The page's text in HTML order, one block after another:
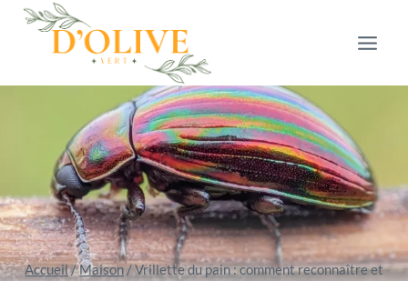
Aller
Accueil/Maison /Vrillette du pain : comment reconnaître et